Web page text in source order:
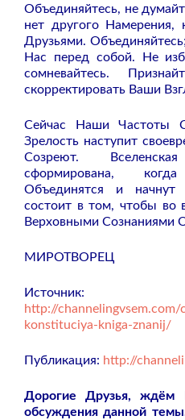
Объединяйтесь, не
нет другого
Друзьями.
Нас перед собой. Не
сомневайтесь.
скорректировать Ваши
Сейчас Наши Частоты
Зрелость наступит
Созреют.
сформирована,
Объединятся и
состоит в том, чтобы во
Верховными Сознаниями
МИРОТВОРЕЦ
Источник:
http://channelingvsem.com/
konstituciya-kniga-znanij/
Публикация: http://
Дорогие Друзья, ждём
обсуждения данной